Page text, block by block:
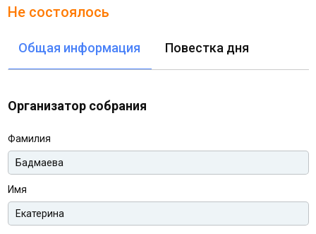
Не состоялось
Общая информация Повестка дня
Организатор собрания
Фамилия
Имя